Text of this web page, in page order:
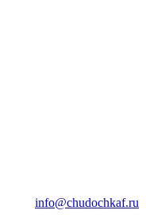
info@chudochkaf.ru